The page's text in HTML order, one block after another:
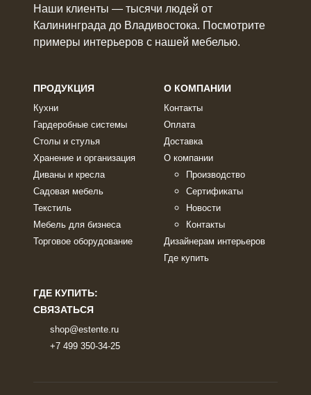
Наши клиенты ― тысячи людей от
Калининграда до Владивостока. Посмотрите
примеры интерьеров с нашей мебелью.
ПРОДУКЦИЯ
Кухни
Гардеробные системы
Столы и стулья
Хранение и организация
Диваны и кресла
Садовая мебель
Текстиль
Мебель для бизнеса
Торговое оборудование
О КОМПАНИИ
Контакты
Оплата
Доставка
О компании
Производство
Сертификаты
Новости
Контакты
Дизайнерам интерьеров
Где купить
ГДЕ КУПИТЬ:
СВЯЗАТЬСЯ
shop@estente.ru
+7 499 350-34-25